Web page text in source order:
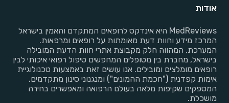
אודות
MedReviews היא אינדקס לרופאים המתקדם והאמין בישראל
המרכז מידע וחוות דעת מאומתות על רופאים ומרפאות.
המערכת, המהווה חלק מקבוצת אתרי חוות הדעת המובילה
בישראל, מחברת בין מטופלים המחפשים טיפול רפואי איכותי לבין
רופאים מומלצים ומובילים. אנו עושים זאת באמצעות טכנולוגיית
אימות קפדנית ("חכמת ההמונים") ומנגנוני סינון מתקדמים,
המספקים שקיפות מלאה בעולם הרפואה ומאפשרים בחירה
מושכלת.